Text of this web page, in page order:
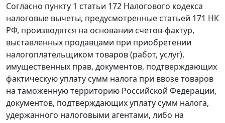
Согласно пункту 1 статьи 172 Налогового кодекса
налоговые вычеты, предусмотренные статьей 171 НК
РФ, производятся на основании счетов-фактур,
выставленных продавцами при приобретении
налогоплательщиком товаров (работ, услуг),
имущественных прав, документов, подтверждающих
фактическую уплату сумм налога при ввозе товаров
на таможенную территорию Российской Федерации,
документов, подтверждающих уплату сумм налога,
удержанного налоговыми агентами, либо на